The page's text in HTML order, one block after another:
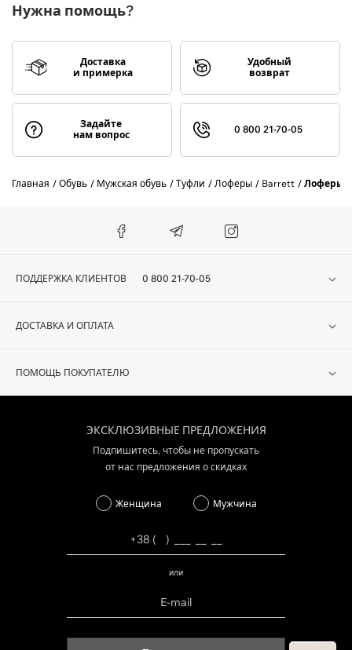
Нужна помощь?
Доставка
и примерка
Удобный
возврат
Задайте
нам вопрос
0 800 21-70-05
Главная Обувь Мужская обувь Туфли Лоферы Barrett Лоферы
ПОДДЕРЖКА КЛИЕНТОВ 0 800 21-70-05
ДОСТАВКА И ОПЛАТА
ПОМОЩЬ ПОКУПАТЕЛЮ
ЭКСКЛЮЗИВНЫЕ ПРЕДЛОЖЕНИЯ
Подпишитесь, чтобы не пропускать
от нас предложения о скидках
Женщина Мужчина
или